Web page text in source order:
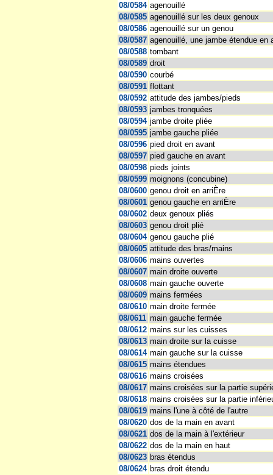
08/0584 agenouillé
08/0585 agenouillé sur les deux genoux
08/0586 agenouillé sur un genou
08/0587 agenouillé, une jambe étendue en
08/0588 tombant
08/0589 droit
08/0590 courbé
08/0591 flottant
08/0592 attitude des jambes/pieds
08/0593 jambes tronquées
08/0594 jambe droite pliée
08/0595 jambe gauche pliée
08/0596 pied droit en avant
08/0597 pied gauche en avant
08/0598 pieds joints
08/0599 moignons (concubine)
08/0600 genou droit en arriÈre
08/0601 genou gauche en arriÈre
08/0602 deux genoux pliés
08/0603 genou droit plié
08/0604 genou gauche plié
08/0605 attitude des bras/mains
08/0606 mains ouvertes
08/0607 main droite ouverte
08/0608 main gauche ouverte
08/0609 mains fermées
08/0610 main droite fermée
08/0611 main gauche fermée
08/0612 mains sur les cuisses
08/0613 main droite sur la cuisse
08/0614 main gauche sur la cuisse
08/0615 mains étendues
08/0616 mains croisées
08/0617 mains croisées sur la partie
08/0618 mains croisées sur la partie
08/0619 mains l'une à côté de l'autre
08/0620 dos de la main en avant
08/0621 dos de la main à l'extérieur
08/0622 dos de la main en haut
08/0623 bras étendus
08/0624 bras droit étendu